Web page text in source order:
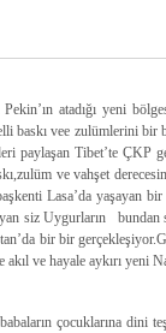
atadığı yeni
vee zulümlerini bir
Tibet’te ÇKP
ve vahşet
Lasa’da yaşayan
siz Uygurların bundan
bir bir
akıl ve hayale aykırı yeni
çocuklarına dini